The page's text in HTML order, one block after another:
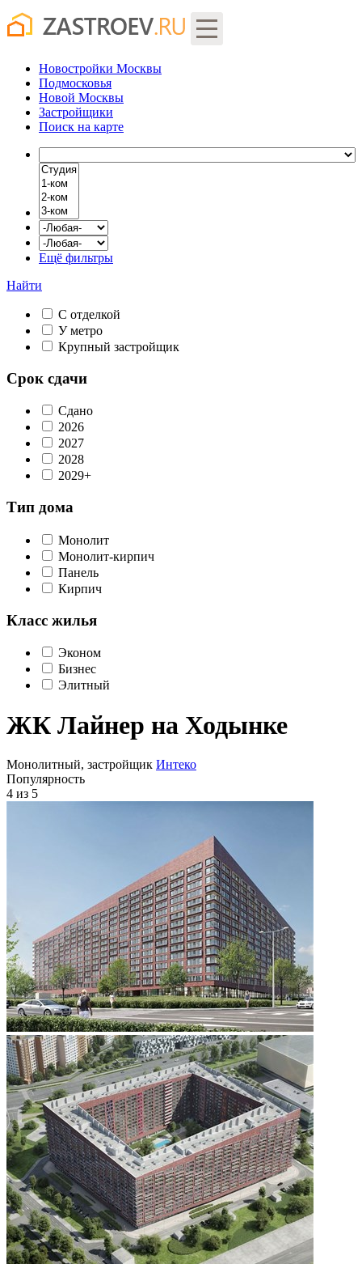
Новостройки Москвы
Подмосковья
Новой Москвы
Застройщики
Поиск на карте
Ещё фильтры
Найти
С отделкой
У метро
Крупный застройщик
Срок сдачи
Сдано
2026
2027
2028
2029+
Тип дома
Монолит
Монолит-кирпич
Панель
Кирпич
Класс жилья
Эконом
Бизнес
Элитный
ЖК Лайнер на Ходынке
Монолитный, застройщик Интеко
Популярность
4 из 5